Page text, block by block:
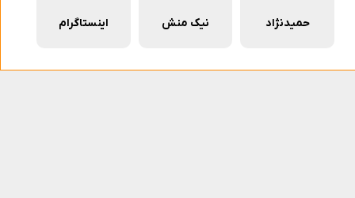
حمیدنژاد نیک منش اینستاگرام